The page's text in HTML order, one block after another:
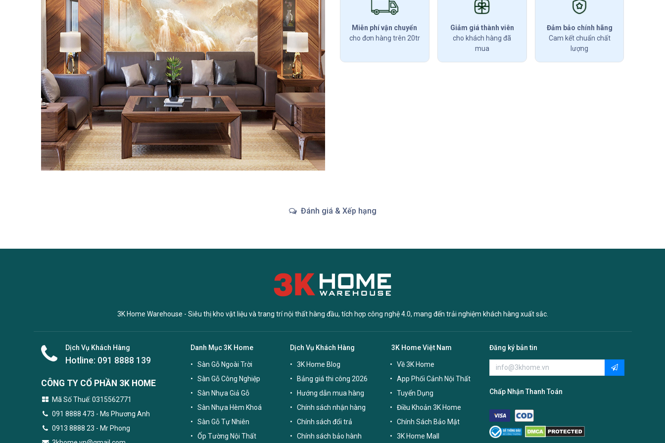
Miễn phí vận chuyển
cho đơn hàng trên 20tr
Giảm giá thành viên
cho khách hàng đã
mua
Đảm bảo chính hãng
Cam kết chuẩn chất
lượng
Đánh giá & Xếp hạng
3K Home Warehouse - Siêu thị kho vật liệu và trang trí nội thất hàng đầu, tích hợp công nghệ 4.0, mang đến trải nghiệm khách hàng xuất sắc.
Dịch Vụ Khách Hàng
Hotline: 091 8888 139
CÔNG TY CỔ PHẦN 3K HOME
Mã Số Thuế: 0315562771
091 8888 473 - Ms Phương Anh
0913 8888 23 - Mr Phong
Danh Mục 3K Home
Sàn Gỗ Ngoài Trời
Sàn Gỗ Công Nghiệp
Sàn Nhựa Giả Gỗ
Sàn Nhựa Hèm Khoá
Sàn Gỗ Tự Nhiên
Ốp Tường Nội Thất
Dịch Vụ Khách Hàng
3K Home Blog
Bảng giá thi công 2026
Hướng dẫn mua hàng
Chính sách nhận hàng
Chính sách đổi trả
Chính sách bảo hành
3K Home Việt Nam
Về 3K Home
App Phối Cảnh Nội Thất
Tuyển Dụng
Điều Khoản 3K Home
Chính Sách Bảo Mật
3K Home Mall
Đăng ký bản tin
Chấp Nhận Thanh Toán